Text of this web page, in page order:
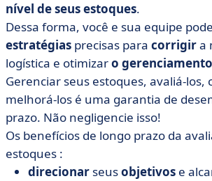
nível de seus estoques.
Dessa forma, você e sua equipe
estratégias precisas para corrigira
logística e otimizaro
Gerenciar seus estoques, avaliá-los,
melhorá-los é uma garantia de
prazo. Não negligencie isso!
Os benefícios de longo prazo da
estoques :
direcionar seusobjetivos e